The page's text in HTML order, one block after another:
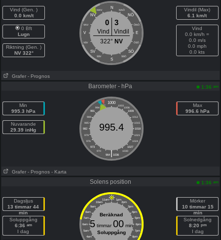
Vind (Gen. )
0.0 km/t
0 Bft
Lugn
Riktning (Gen. )
NV 322°
N
NNV NNÖ
NV NÖ
VNV ÖNÖ
V E
VSV ÖSÖ
SV SÖ
SSV SSÖ
S
0 3
Vind
Vindil
322° NV
Vindil (Max)
6.1 km/t
Vind
0.0 km/h =
0.0 m/s
0.0 mph
0.0 kts
Grafer - Prognos
Barometer - hPa 1:36 am
Min
995.3 hPa
Nuvarande
29.39 inHg
1000
997 1003
994
1006
991
1009
988
1012
985
1015
982
1018
979
1021
976
1024
973
1027
970
1030
|
964 1036
995.4
Max
996.6 hPa
Grafer - Prognos - Karta
Solens position 1:36 am
Dagsljus
13 timmar 44
min
Soluppgång
6:36 am
I dag
11am 1pm
10am 2pm
9am 3pm
8am 4pm
7am 5pm
6am 6pm
5am 7pm
4am 8pm
Beräknad
5timmar 00min
Soluppgång
Mörker
10 timmar 15
min
Solnedgång
8:20 pm
I dag